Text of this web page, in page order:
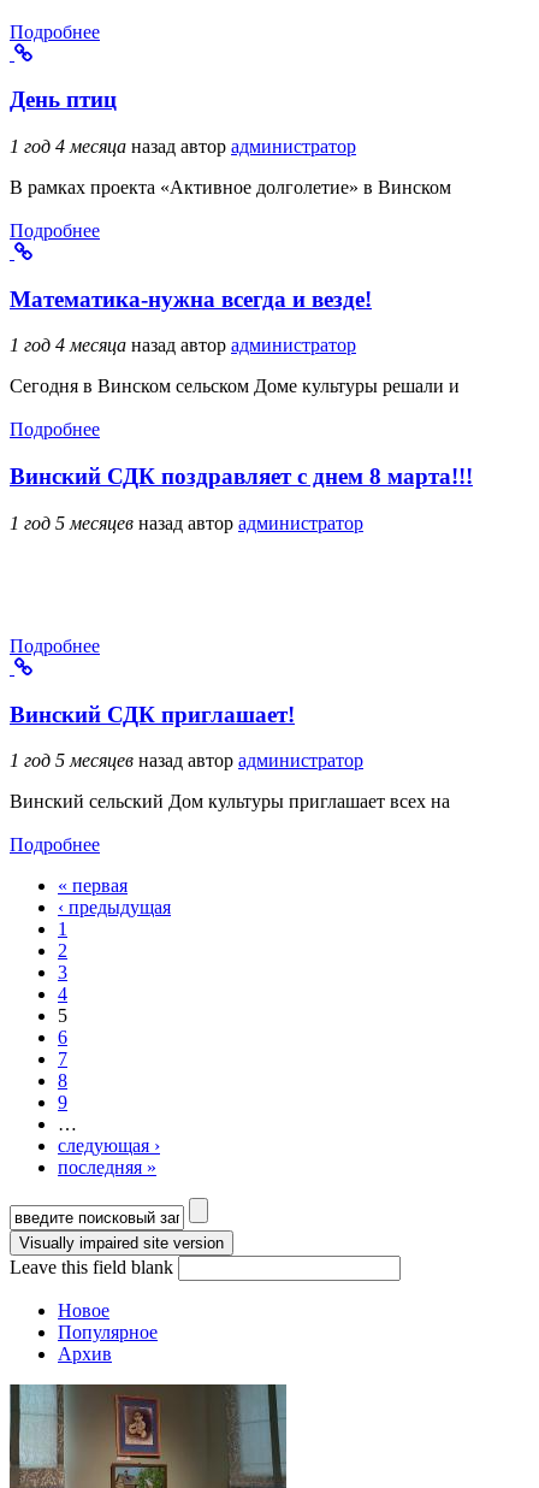
Подробнее
День птиц
1 год 4 месяца назад автор администратор
В рамках проекта «Активное долголетие» в Винском
Подробнее
Математика-нужна всегда и везде!
1 год 4 месяца назад автор администратор
Сегодня в Винском сельском Доме культуры решали и
Подробнее
Винский СДК поздравляет с днем 8 марта!!!
1 год 5 месяцев назад автор администратор
Подробнее
Винский СДК приглашает!
1 год 5 месяцев назад автор администратор
Винский сельский Дом культуры приглашает всех на
Подробнее
Страницы
« первая
‹ предыдущая
1
2
3
4
5
6
7
8
9
…
следующая ›
последняя »
Форма поиска
Leave this field blank
Новое
Популярное
Архив